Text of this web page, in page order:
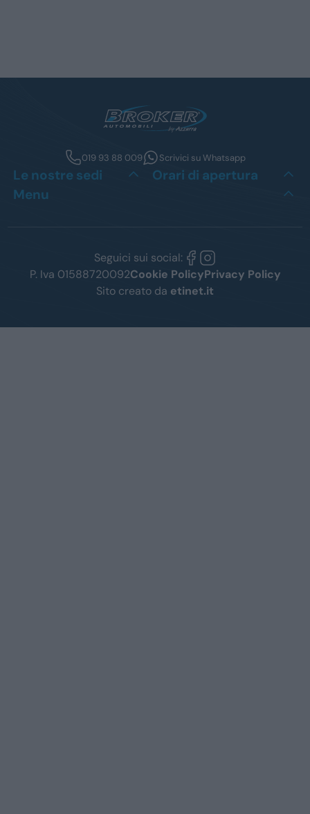
019 93 88 009 Scrivici su Whatsapp
Le nostre sedi
Orari di apertura
Menu
Seguici sui social:
P. Iva 01588720092Cookie PolicyPrivacy Policy
Sito creato da etinet.it